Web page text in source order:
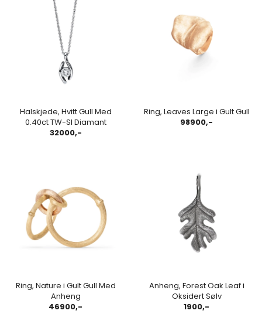
Halskjede, Hvitt Gull Med
0.40ct TW-SI Diamant
32000,-
Ring, Leaves Large i Gult Gull
98900,-
Ring, Nature i Gult Gull Med
Anheng
46900,-
Anheng, Forest Oak Leaf i
Oksidert Sølv
1900,-